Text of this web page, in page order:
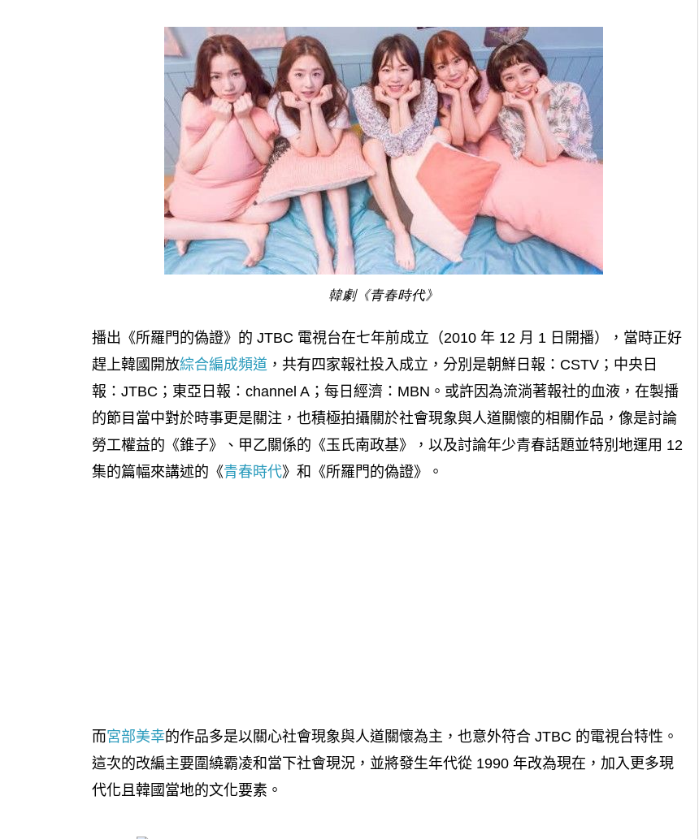
韓劇《青春時代》
播出《所羅門的偽證》的 JTBC 電視台在七年前成立（2010 年 12 月 1 日開播），當時正好
趕上韓國開放綜合編成頻道 ，共有四家報社投入成立，分別是朝鮮日報：CSTV；中央日
報：JTBC；東亞日報：channel A；每日經濟：MBN。或許因為流淌著報社的血液，在製播
的節目當中對於時事更是關注，也積極拍攝關於社會現象與人道關懷的相關作品，像是討論
勞工權益的《錐子》、甲乙關係的《玉氏南政基》，以及討論年少青春話題並特別地運用 12
集的篇幅來講述的《青春時代》和《所羅門的偽證》。
而宮部美幸的作品多是以關心社會現象與人道關懷為主，也意外符合 JTBC 的電視台特性。
這次的改編主要圍繞霸凌和當下社會現況，並將發生年代從 1990 年改為現在，加入更多現
代化且韓國當地的文化要素。